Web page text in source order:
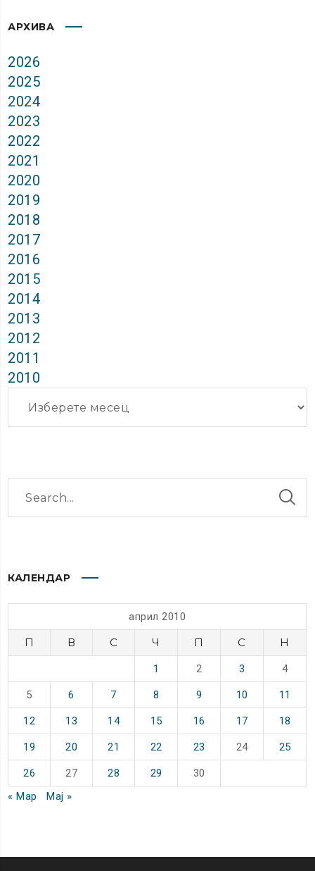
АРХИВА
2026
2025
2024
2023
2022
2021
2020
2019
2018
2017
2016
2015
2014
2013
2012
2011
2010
КАЛЕНДАР
април 2010
П В С Ч П С Н
1 2 3 4
5 6 7 8 9 10 11
12 13 14 15 16 17 18
19 20 21 22 23 24 25
26 27 28 29
30
« Мар
Мај »